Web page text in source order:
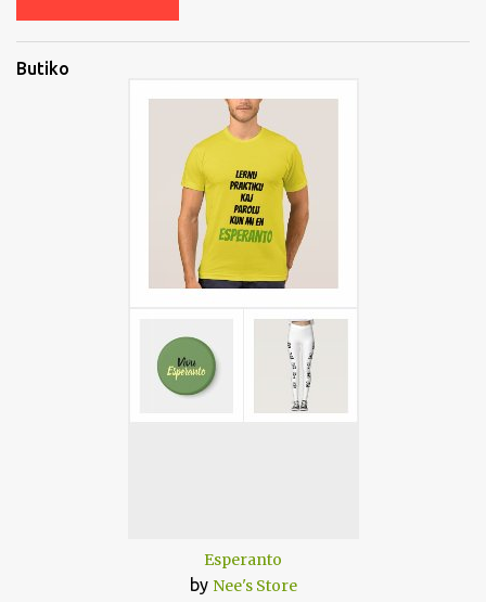
Butiko
Esperanto
by Nee's Store